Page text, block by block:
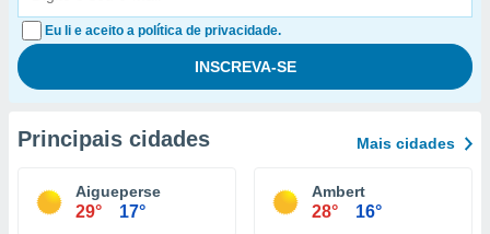
Eu li e aceito a política de privacidade.
Principais cidades Mais cidades
Aigueperse
29° 17°
Ambert
28° 16°